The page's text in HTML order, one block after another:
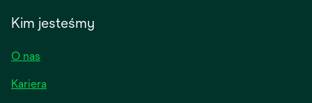
Kim jesteśmy
O nas
Kariera